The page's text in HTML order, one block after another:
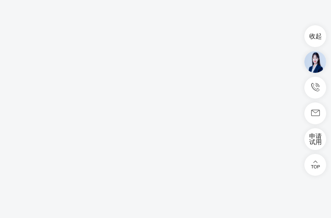
收起
申请
试用